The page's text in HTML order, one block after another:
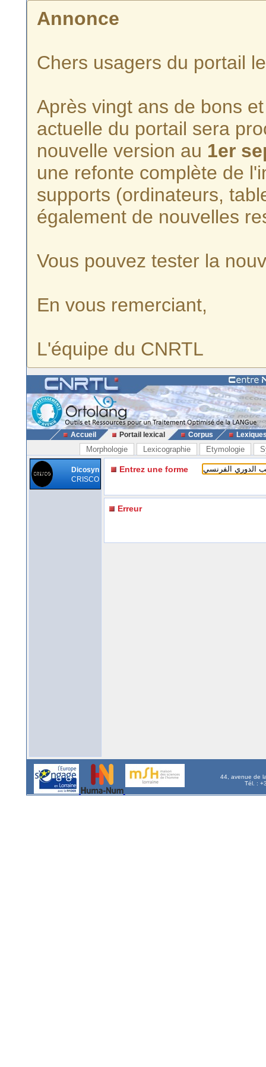
Annonce
Chers usagers du portail
Après vingt ans de bons
actuelle du portail sera
nouvelle version au 1er
une refonte complète de
supports (ordinateurs,
également de nouvelles
Vous pouvez tester la
En vous remerciant,
L'équipe du CNRTL
Accueil Portail lexical Corpus
Morphologie Lexicographie Etymologie
Dicosyn
CRISCO
Entrez une forme
Erreur
44, avenue de
Tél. :